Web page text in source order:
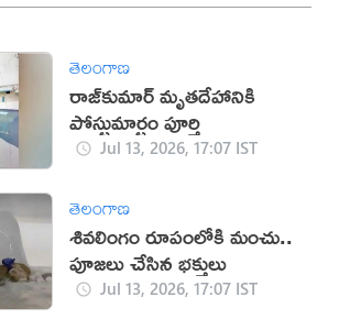
తెలంగాణ
రాజ్‌కుమార్‌ మృతదేహానికి
పోస్టుమార్టం పూర్తి
Jul 13, 2026, 17:07 IST
తెలంగాణ
శివలింగం రూపంలోకి మంచు..
పూజలు చేసిన భక్తులు
Jul 13, 2026, 17:07 IST